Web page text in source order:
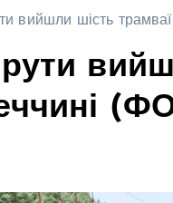
вийшли шість